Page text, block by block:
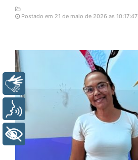
Postado em 21 de maio de 2026 as 10:17:47
+ Acessibilidade